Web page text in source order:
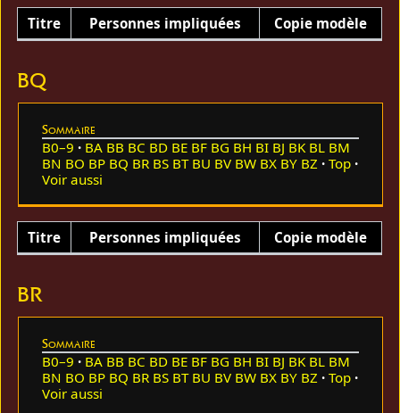
Titre Personnes impliquées Copie modèle
BQ
Sommaire
B0–9 BA BB BC BD BE BF BG BH BI BJ BK BL BM
BN BO BP BQ BR BS BT BU BV BW BX BY BZ
Top
Voir aussi
Titre Personnes impliquées Copie modèle
BR
Sommaire
B0–9 BA BB BC BD BE BF BG BH BI BJ BK BL BM
BN BO BP BQ BR BS BT BU BV BW BX BY BZ
Top
Voir aussi